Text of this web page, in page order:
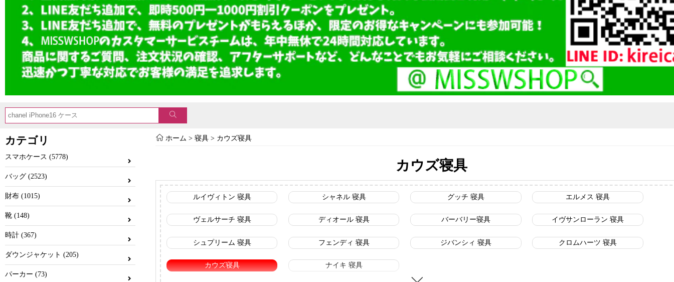
カテゴリ
スマホケース (5778)
バッグ (2523)
財布 (1015)
靴 (148)
時計 (367)
ダウンジャケット (205)
パーカー (73)
ホーム > 寝具 > カウズ寝具
カウズ寝具
ルイヴィトン 寝具 シャネル 寝具 グッチ 寝具 エルメス 寝具
ヴェルサーチ 寝具 ディオール 寝具 バーバリー寝具 イヴサンローラン 寝具
シュプリーム 寝具 フェンディ 寝具 ジバンシィ 寝具 クロムハーツ 寝具
カウズ寝具 ナイキ 寝具